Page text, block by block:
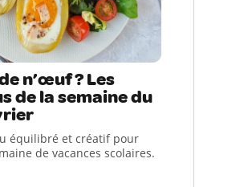
n’œuf ? Les
de la semaine du
équilibré et créatif pour
de vacances scolaires.